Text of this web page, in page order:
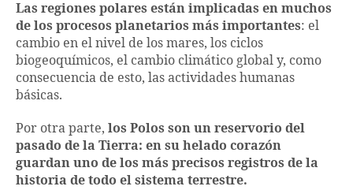
Las regiones polares están implicadas en muchos
de los procesos planetarios más importantes: el
cambio en el nivel de los mares, los ciclos
biogeoquímicos, el cambio climático global y, como
consecuencia de esto, las actividades humanas
básicas.
Por otra parte, los Polos son un reservorio del
pasado de la Tierra: en su helado corazón
guardan uno de los más precisos registros de la
historia de todo el sistema terrestre.